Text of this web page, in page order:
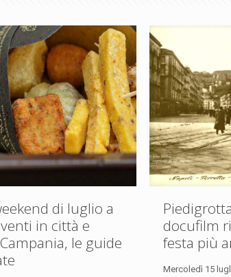
di luglio a
in città e
le guide
docufilm
festa più
Mercoledì 15